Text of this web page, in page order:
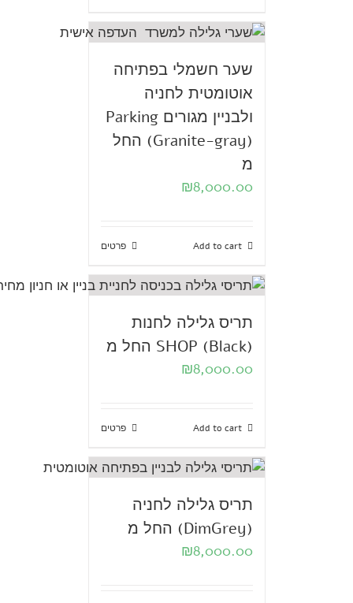
שער חשמלי בפתיחה
אוטומטית לחניה
ולבניין מגורים Parking
(Granite-gray) החל
מ
₪8,000.00
Add to cart פרטים
תריס גלילה לחנות
SHOP (Black) החל מ
₪8,000.00
Add to cart פרטים
תריס גלילה לחניה
(DimGrey) החל מ
₪8,000.00